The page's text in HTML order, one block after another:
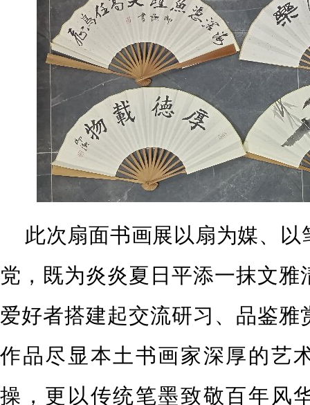
此次扇面书画展以扇为媒、以
党，既为炎炎夏日平添一抹文雅
爱好者搭建起交流研习、品鉴雅
作品尽显本土书画家深厚的艺
操，更以传统笔墨致敬百年风